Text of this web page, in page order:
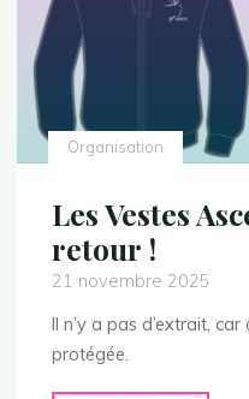
Organisation
Les Vestes
retour !
21 novembre 2025
Il n’y a pas d’extrait,
protégée.